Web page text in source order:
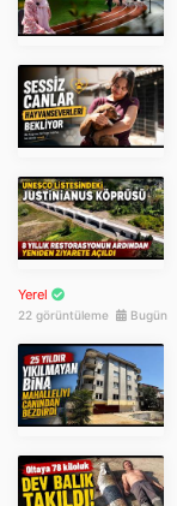
Yerel
22 görüntüleme Bugün